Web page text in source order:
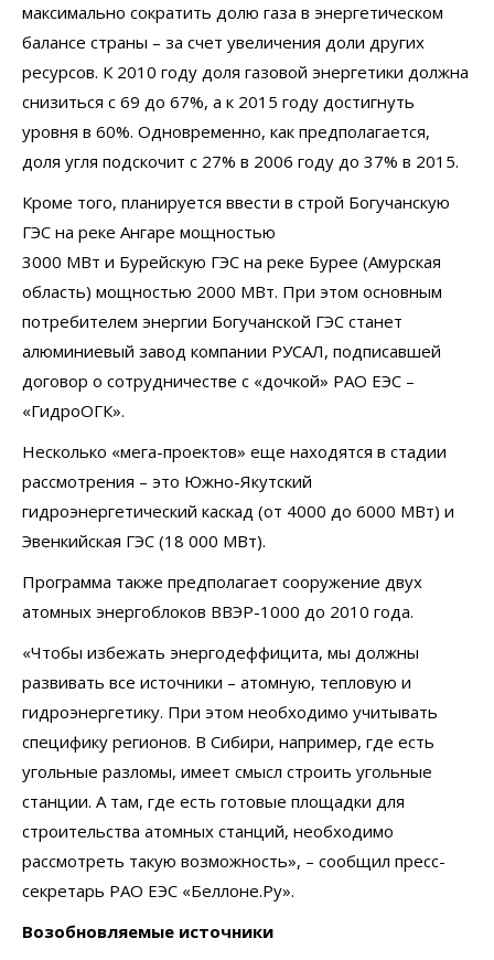
максимально сократить долю газа в энергетическом
балансе страны – за счет увеличения доли других
ресурсов. К 2010 году доля газовой энергетики должна
снизиться с 69 до 67%, а к 2015 году достигнуть
уровня в 60%. Одновременно, как предполагается,
доля угля подскочит с 27% в 2006 году до 37% в 2015.
Кроме того, планируется ввести в строй Богучанскую
ГЭС на реке Ангаре мощностью
3000 МВт и Бурейскую ГЭС на реке Бурее (Амурская
область) мощностью 2000 МВт. При этом основным
потребителем энергии Богучанской ГЭС станет
алюминиевый завод компании РУСАЛ, подписавшей
договор о сотрудничестве с «дочкой» РАО ЕЭС –
«ГидроОГК».
Несколько «мега-проектов» еще находятся в стадии
рассмотрения – это Южно-Якутский
гидроэнергетический каскад (от 4000 до 6000 МВт) и
Эвенкийская ГЭС (18 000 МВт).
Программа также предполагает сооружение двух
атомных энергоблоков ВВЭР-1000 до 2010 года.
«Чтобы избежать энергодеффицита, мы должны
развивать все источники – атомную, тепловую и
гидроэнергетику. При этом необходимо учитывать
специфику регионов. В Сибири, например, где есть
угольные разломы, имеет смысл строить угольные
станции. А там, где есть готовые площадки для
строительства атомных станций, необходимо
рассмотреть такую возможность», – сообщил пресс-
секретарь РАО ЕЭС «Беллоне.Ру».
Возобновляемые источники